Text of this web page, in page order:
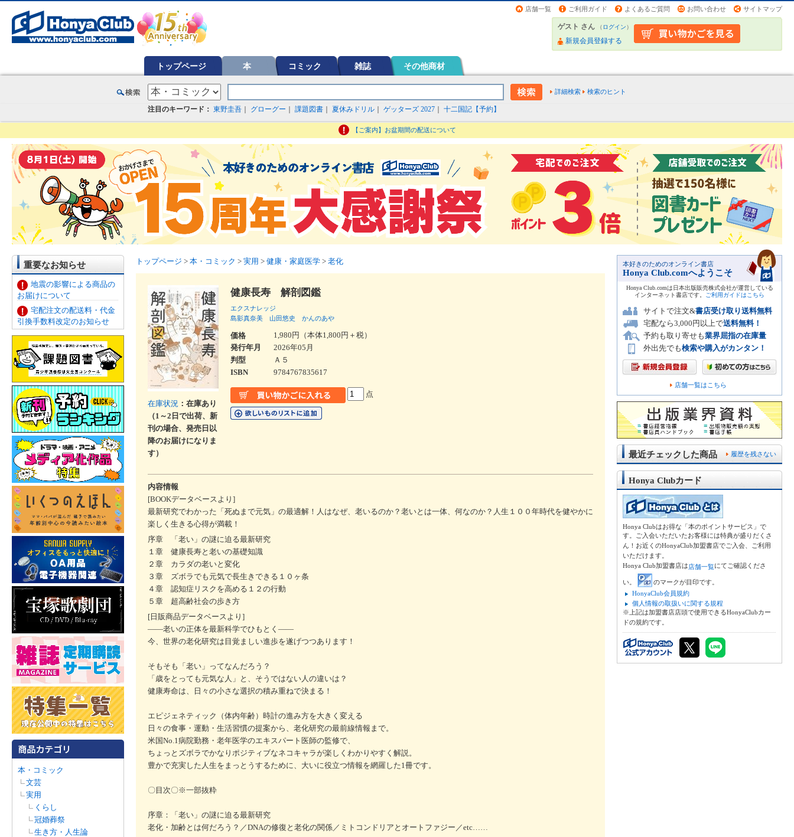
店舗一覧 ご利用ガイド よくあるご質問 お問い合わせ サイトマップ
ゲスト さん （ログイン）
新規会員登録する
トップページ 本 コミック 雑誌 その他商材
詳細検索 検索のヒント
注目のキーワード： 東野圭吾 グローグー 課題図書 夏休みドリル ゲッターズ 2027 十二国記【予約】
【ご案内】お盆期間の配送について
重要なお知らせ
地震の影響による商品の
お届けについて
宅配注文の配送料・代金
引換手数料改定のお知らせ
本・コミック
文芸
実用
くらし
冠婚葬祭
生き方・人生論
トップページ > 本・コミック > 実用 > 健康・家庭医学 > 老化
在庫状況 ：在庫あり
（1～2日で出荷、新
刊の場合、発売日以
降のお届けになりま
す）
健康長寿 解剖図鑑
エクスナレッジ
島影真奈美
山田悠史 かんのあや
価格
1,980円（本体1,800円＋税）
発行年月
2026年05月
判型
Ａ５
ISBN
9784767835617
点
内容情報
[BOOKデータベースより]
最新研究でわかった「死ぬまで元気」の最適解！人はなぜ、老いるのか？老いとは一体、何なのか？人生１００年時代を健やかに
楽しく生きる心得が満載！
序章 「老い」の謎に迫る最新研究
１章 健康長寿と老いの基礎知識
２章 カラダの老いと変化
３章 ズボラでも元気で長生きできる１０ヶ条
４章 認知症リスクを高める１２の行動
５章 超高齢社会の歩き方
[日販商品データベースより]
――老いの正体を最新科学でひもとく――
今、世界の老化研究は目覚ましい進歩を遂げつつあります！
そもそも「老い」ってなんだろう？
「歳をとっても元気な人」と、そうではない人の違いは？
健康寿命は、日々の小さな選択の積み重ねで決まる！
エピジェネティック（体内年齢）時計の進み方を大きく変える
日々の食事・運動・生活習慣の提案から、老化研究の最前線情報まで。
米国No.1病院勤務・老年医学のエキスパート医師の監修で、
ちょっとズボラでかなりポジティブなネコキャラが楽しくわかりやすく解説。
豊かで充実した人生をまっとうするために、大いに役立つ情報を網羅した1冊です。
〇目次〇※一部抜粋
序章：「老い」の謎に迫る最新研究
老化・加齢とは何だろう？／DNAの修復と老化の関係／ミトコンドリアとオートファジー／etc……
本好きのためのオンライン書店
Honya Club.comへようこそ
Honya Club.comは日本出版販売株式会社が運営している
インターネット書店です。
ご利用ガイドはこちら
サイトで注文&書店受け取り送料無料
宅配なら3,000円以上で送料無料！
予約も取り寄せも業界屈指の在庫量
外出先でも検索や購入がカンタン！
店舗一覧はこちら
履歴を残さない
最近チェックした商品
Honya Clubカード
Honya Clubはお得な「本のポイントサービス」で
す。ご入会いただいたお客様には特典が盛りだくさ
ん！お近くのHonyaClub加盟書店でご入会、ご利用
いただけます。
Honya Club加盟書店は店舗一覧にてご確認くださ
い。
のマークが目印です。
HonyaClub会員規約
個人情報の取扱いに関する規程
※上記は加盟書店店頭で使用できるHonyaClubカー
ドの規約です。